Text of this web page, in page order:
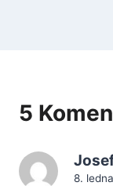
5
8.